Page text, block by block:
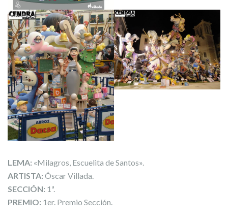
LEMA: «Milagros, Escuelita de Santos».
ARTISTA: Óscar Villada.
SECCIÓN: 1ª.
PREMIO: 1er. Premio Sección.